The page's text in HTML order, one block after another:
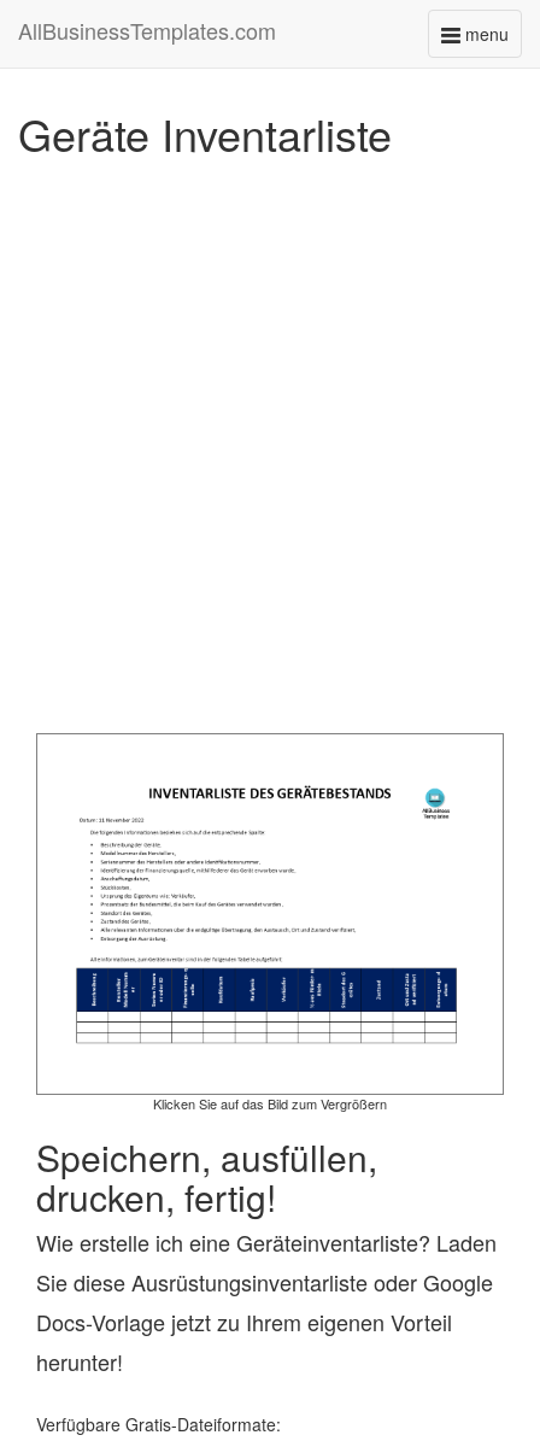
menu
Toggle
AllBusinessTemplates.com
Geräte Inventarliste
Klicken Sie auf das Bild zum Vergrößern
Speichern, ausfüllen,
drucken, fertig!
Wie erstelle ich eine Geräteinventarliste? Laden
Sie diese Ausrüstungsinventarliste oder Google
Docs-Vorlage jetzt zu Ihrem eigenen Vorteil
herunter!
Verfügbare Gratis-Dateiformate: